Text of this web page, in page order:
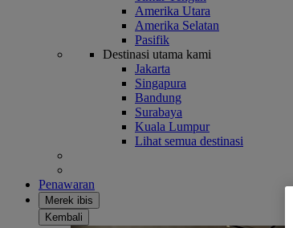
Amerika Utara
Amerika Selatan
Pasifik
Destinasi utama kami
Jakarta
Singapura
Bandung
Surabaya
Kuala Lumpur
Lihat semua destinasi
Penawaran
Merek ibis
Kembali